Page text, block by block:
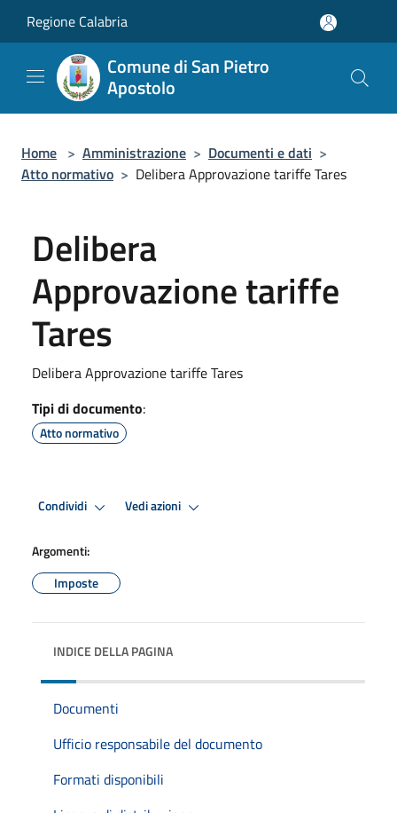
Regione Calabria
Comune di San Pietro
Apostolo
Home > Amministrazione > Documenti e dati >
Atto normativo > Delibera Approvazione tariffe Tares
Delibera
Approvazione tariffe
Tares
Delibera Approvazione tariffe Tares
Tipi di documento:
Atto normativo
Condividi Vedi azioni
Argomenti:
Imposte
INDICE DELLA PAGINA
Documenti
Ufficio responsabile del documento
Formati disponibili